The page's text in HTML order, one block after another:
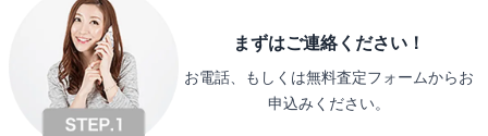
まずはご連絡ください！
お電話、もしくは無料査定フォームからお
申込みください。